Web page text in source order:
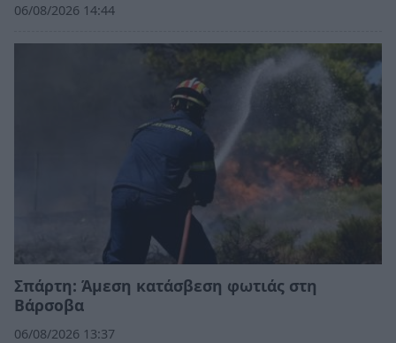
06/08/2026 14:44
Σπάρτη: Άμεση κατάσβεση φωτιάς στη
Βάρσοβα
06/08/2026 13:37